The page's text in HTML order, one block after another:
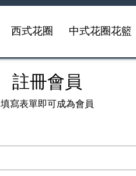
西式花圈 中式花圈花籃
註冊會員
填寫表單即可成為會員